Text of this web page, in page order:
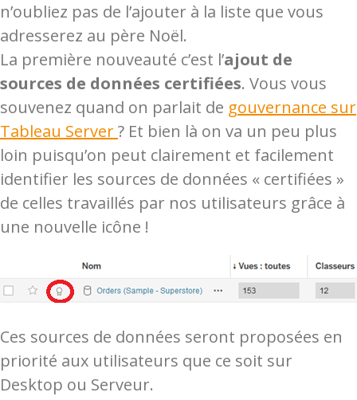
n’oubliez pas de l’ajouter à la liste que vous
adresserez au père Noël.
La première nouveauté c’est l’ajout de
sources de données certifiées. Vous vous
souvenez quand on parlait de gouvernance sur
Tableau Server? Et bien là on va un peu plus
loin puisqu’on peut clairement et facilement
identifier les sources de données « certifiées »
de celles travaillés par nos utilisateurs grâce à
une nouvelle icône !
Ces sources de données seront proposées en
priorité aux utilisateurs que ce soit sur
Desktop ou Serveur.